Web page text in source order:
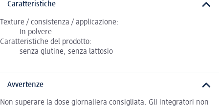
Caratteristiche
Texture / consistenza / applicazione:
In polvere
Caratteristiche del prodotto:
senza glutine, senza lattosio
Avvertenze
Non superare la dose giornaliera consigliata. Gli integratori non